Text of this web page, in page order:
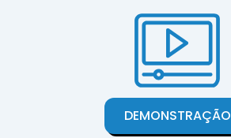
DEMONSTRAÇÃO